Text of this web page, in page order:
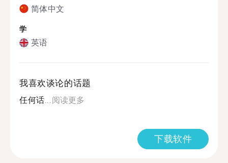
简体中文
学
英语
我喜欢谈论的话题
任何话...阅读更多
下载软件